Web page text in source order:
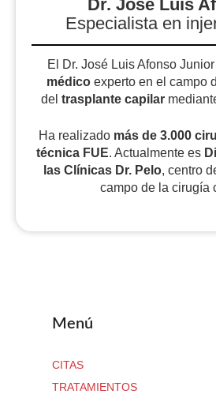
Dr. José Luis
Especialista en
El Dr. José Luis Afonso
médico experto en el campo
del trasplante capilar
Ha realizado más de 3.000
técnica FUE. Actualmente es
las Clínicas Dr. Pelo, centro
campo de la cirugía
Menú
CITAS
TRATAMIENTOS